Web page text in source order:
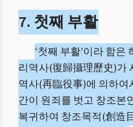
7. 첫째 부활
‘첫째 부활’이라 함은
리역사(復歸攝理歷史)가
역사(再臨役事)에 의하여
간이 원죄를 벗고 창조본
복귀하여 창조목적(創造